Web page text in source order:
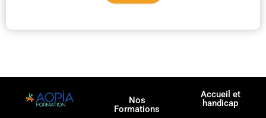
Nos
Formations
Accueil et
handicap